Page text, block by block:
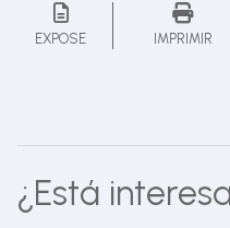
EXPOSE IMPRIMIR
¿Está